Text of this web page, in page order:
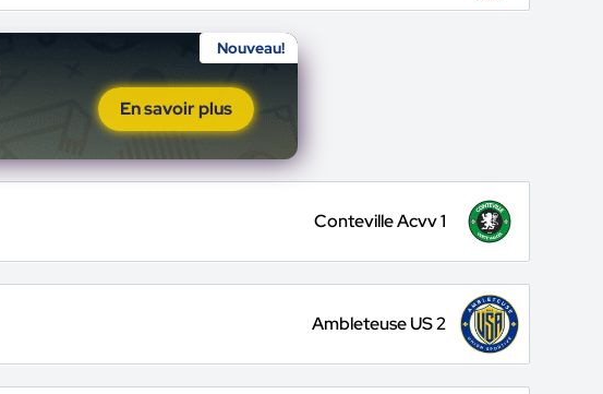
Nouveau!
En savoir plus
Conteville Acvv 1
Ambleteuse US 2